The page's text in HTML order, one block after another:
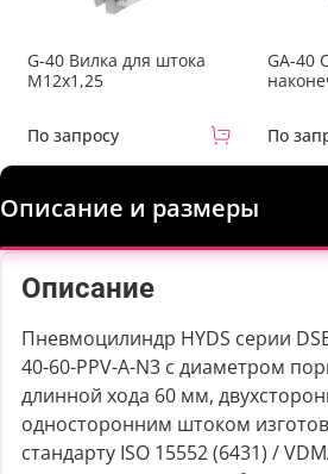
G-40 Вилка для штока
M12x1,25
По запросу
GA-40
По
Описание и размеры
Описание
Пневмоцилиндр HYDS серии
40-60-PPV-A-N3 с диаметром
длинной хода 60 мм,
односторонним штоком
стандарту ISO 15552 (6431) /